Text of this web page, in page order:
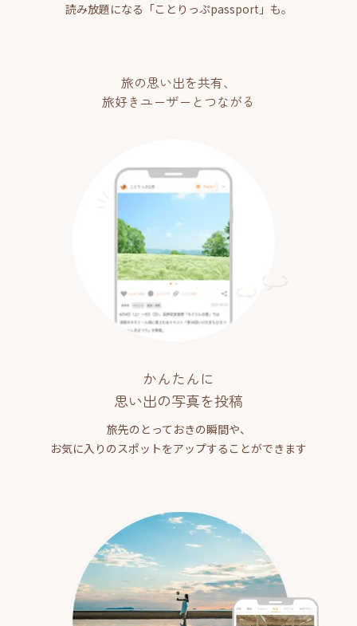
読み放題になる「ことりっぷpassport」も。
旅の思い出を共有、
旅好きユーザーとつながる
かんたんに
思い出の写真を投稿
旅先のとっておきの瞬間や、
お気に入りのスポットをアップすることができます